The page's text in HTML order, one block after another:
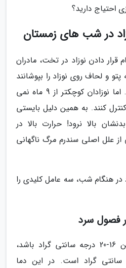
احتیاج دارید؟
در شب های زمستان
دادن نوزاد در تخت، مادران
پتو و لحاف روی نوزاد را بپوشانند
تا از سرما در امان بماند. اما نوزادان کوچکتر از 9 ماه نمی
کنند. به همین دلیل بایستی
بالا نرود! حرارت بالا در
علل اصلی سندرم مرگ ناگهانی
در هنگام شب، سه عامل کلیدی را
دمای اتاق نوزاد باید بین 16-20 درجه سانتی گراد باشد،
18 درجه سانتی گراد است. در این دما